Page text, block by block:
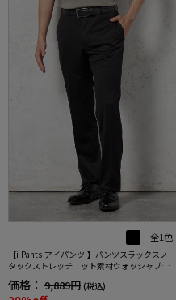
全1色
【i-Pants-アイパンツ-】パンツスラックスノー
タックストレッチニット素材ウォッシャブル
価格： 9,889円 (税込)